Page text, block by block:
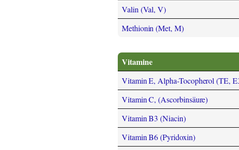
Valin (Val, V)
Methionin (Met, M)
Vitamine
Vitamin E, Alpha-Tocopherol (TE,
Vitamin C, (Ascorbinsäure)
Vitamin B3 (Niacin)
Vitamin B6 (Pyridoxin)